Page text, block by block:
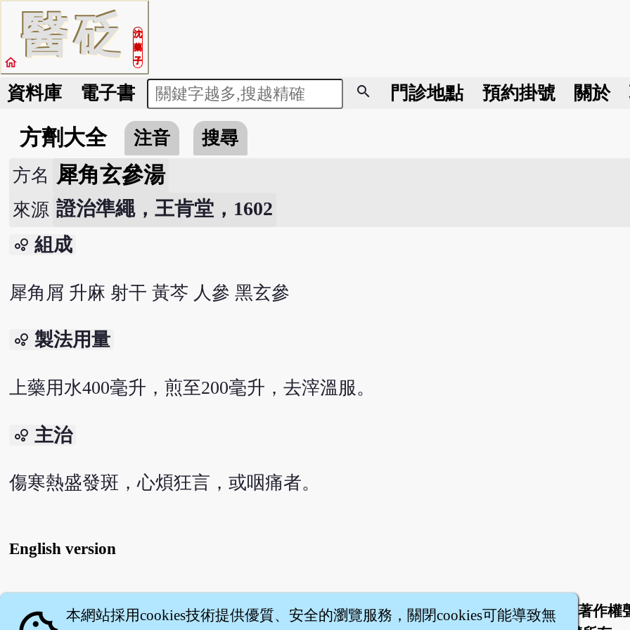
醫砭
沈
藥
子
home
資料庫 電子書 search 門診地點 預約掛號 關於
方劑大全 注音
搜尋
方名 犀角玄參湯
來源 證治準繩，王肯堂，1602
bubble_chart 組成
犀角屑 升麻 射干 黃芩 人參 黑玄參
bubble_chart 製法用量
上藥用水400毫升，煎至200毫升，去滓溫服。
bubble_chart 主治
傷寒熱盛發斑，心煩狂言，或咽痛者。
English version
關於 | 聯絡我們 服務條款 隱私權條款
著作權
本網站採用cookies技術提供優質、安全的瀏覽服務，關閉cookies可能導致無